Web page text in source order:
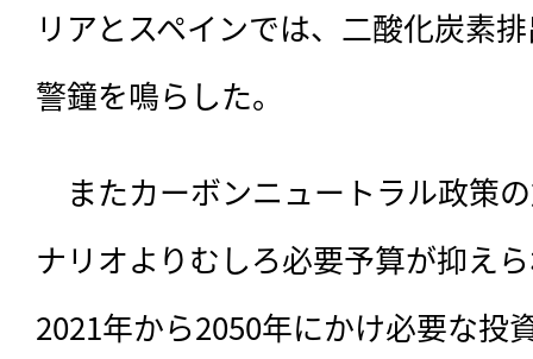
リアとスペインでは、二酸化炭素
警鐘を鳴らした。
またカーボンニュートラル政策
ナリオよりむしろ必要予算が抑え
2021年から2050年にかけ必要な投